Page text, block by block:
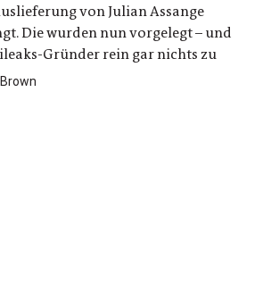
von Julian Assange
Die wurden nun vorgelegt – und
Gründer rein gar nichts zu